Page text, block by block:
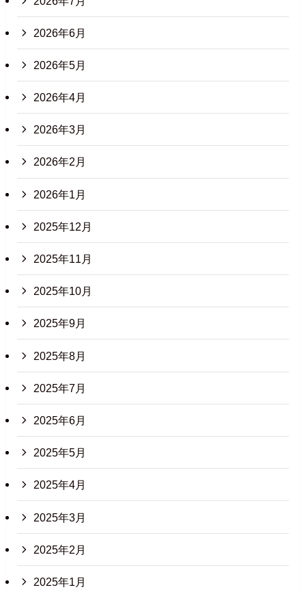
2026年6月
2026年5月
2026年4月
2026年3月
2026年2月
2026年1月
2025年12月
2025年11月
2025年10月
2025年9月
2025年8月
2025年7月
2025年6月
2025年5月
2025年4月
2025年3月
2025年2月
2025年1月